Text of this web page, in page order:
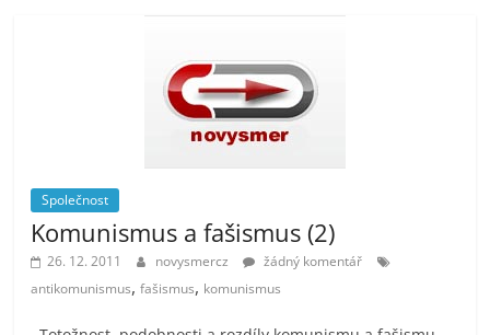
Společnost
Komunismus a fašismus (2)
26. 12. 2011 novysmercz
žádný komentář
antikomunismus,fašismus, komunismus